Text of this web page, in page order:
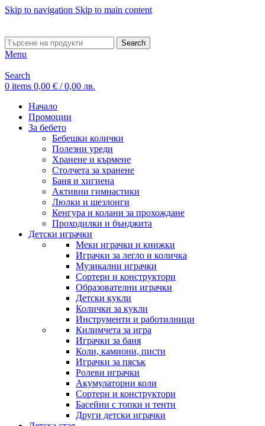
Skip to navigation Skip to main content
Search
Menu
Search
0 items 0,00 € / 0,00 лв.
Начало
Промоции
За бебето
Бебешки колички
Полезни уреди
Хранене и кърмене
Столчета за хранене
Баня и хигиена
Активни гимнастики
Люлки и шезлонги
Кенгура и колани за прохождане
Проходилки и бънджита
Детски играчки
Меки играчки и книжки
Играчки за легло и количка
Музикални играчки
Сортери и конструктори
Образователни играчки
Детски кукли
Колички за кукли
Инструменти и работилници
Килимчета за игра
Играчки за баня
Коли, камиони, писти
Играчки за пясък
Ролеви играчки
Акумулаторни коли
Сортери и конструктори
Басейни с топки и тенти
Други детски играчки